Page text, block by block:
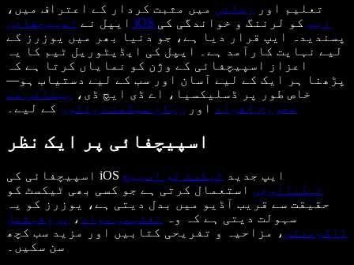
تعلیم اور
رسائی میں مثبت کردار کے اعتراف میں،
ایپل نے
اسپیچفائی iOS ایپ کو لرننگ و خواندگی کی
پسندیدہ ایپ قرار دیا ہے، جو دنیا بھر میں یوزرز کے
لیے نہایت کارآمد ہے۔ ایپل کی ایڈیٹوریل ٹیم کا یہ
اعزاز اسپیچفائی کے وژن کو نمایاں کرتا ہے کہ
پڑھنا ہر ایک کے لیے آسان اور سب کے لیے دستیاب ہو—
خاص طور پر ڈسلیکسیا، اے ڈی ایچ ڈی،
بینائی سے
محروم افراد
اور زبان سیکھنے والوں کے لیے۔
اسپیچفائی پر ایک نظر
اسپیچفائی کی iOS ایپ جدید ٹیکسٹ ٹو اسپیچ
ٹیکنالوجی استعمال کرتی ہے جو کسی بھی ٹیکسٹ کو
حقیقت سے قریب آڈیو میں بدل دیتی ہے، یوزرز کو یہ
سہولت دیتی ہے کہ وہ
تعلیمی مواد ،
پروفیشنل
ڈاکومنٹس، مزاحیہ و تفریحی کتابیں اور مزید سب کچھ
سن سکیں۔